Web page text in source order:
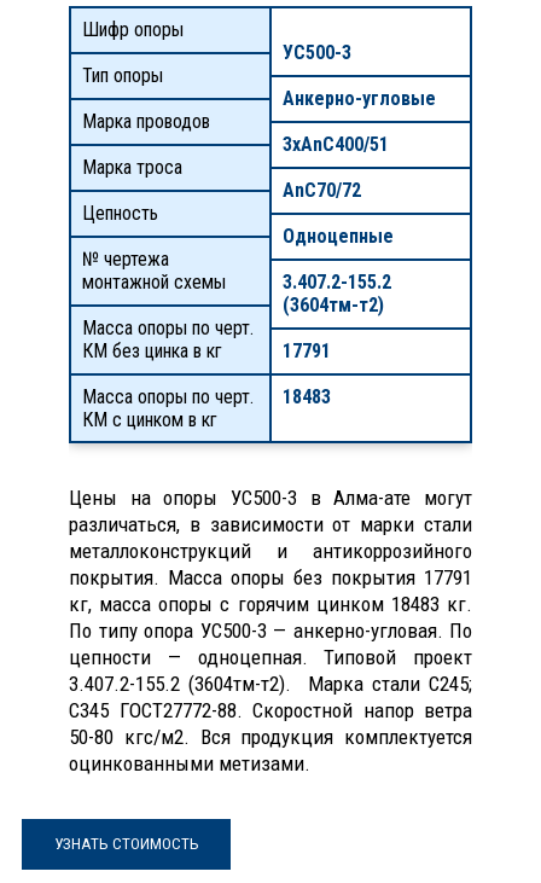
Шифр опоры
Тип опоры
Марка проводов
Марка троса
Цепность
№ чертежа
монтажной схемы
Масса опоры по черт.
КМ без цинка в кг
Масса опоры по черт.
КМ с цинком в кг
УС500-3
Анкерно-угловые
3хАnС400/51
АnС70/72
Одноцепные
3.407.2-155.2
(3604тм-т2)
17791
18483
Цены на опоры УС500-3 в Алма-ате могут
различаться, в зависимости от марки стали
металлоконструкций и антикоррозийного
покрытия. Масса опоры без покрытия 17791
кг, масса опоры с горячим цинком 18483 кг.
По типу опора УС500-3 — анкерно-угловая. По
цепности — одноцепная. Типовой проект
3.407.2-155.2 (3604тм-т2). Марка стали С245;
С345 ГОСТ27772-88. Скоростной напор ветра
50-80 кгс/м2. Вся продукция комплектуется
оцинкованными метизами.
УЗНАТЬ СТОИМОСТЬ